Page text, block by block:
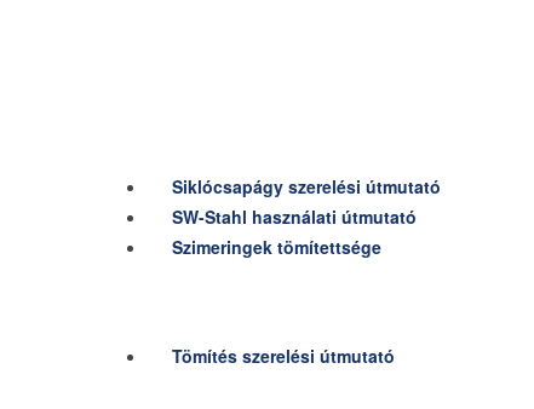
Siklócsapágy szerelési útmutató
SW-Stahl használati útmutató
Szimeringek tömítettsége
Tömítés szerelési útmutató